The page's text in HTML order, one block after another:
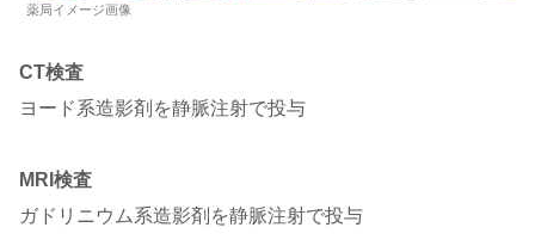
薬局イメージ画像
CT検査
ヨード系造影剤を静脈注射で投与
MRI検査
ガドリニウム系造影剤を静脈注射で投与